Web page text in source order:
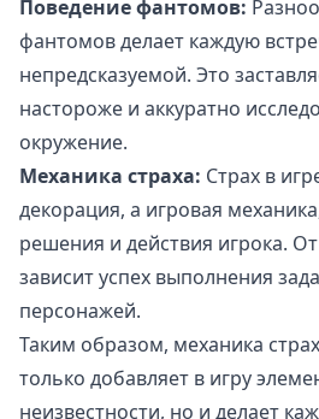
Поведение фантомов:
фантомов делает каждую
непредсказуемой. Это
настороже и аккуратно
окружение.
Механика страха: Страх в
декорация, а игровая
решения и действия игрока.
зависит успех выполнения
персонажей.
Таким образом, механика
только добавляет в игру
неизвестности, но и делает